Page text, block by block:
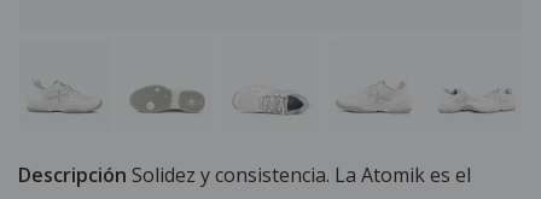
Descripción Solidez y consistencia. La Atomik es el